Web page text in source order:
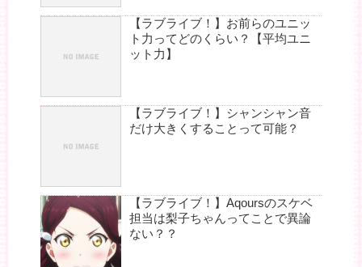
【ラブライブ！】お前らのユニッ
ト力ってどのくらい？【平均ユニ
ット力】
【ラブライブ！】シャンシャン音
だけ大きくすることって可能？
【ラブライブ！】Aqoursのスケベ
担当は梨子ちゃんってことで異論
ない？？